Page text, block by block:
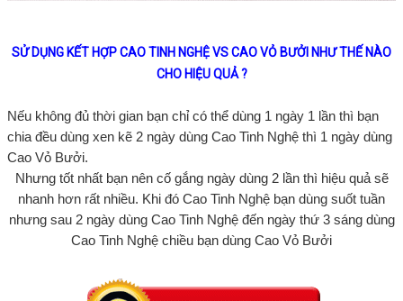
SỬ DỤNG KẾT HỢP CAO TINH NGHỆ VS CAO VỎ BƯỞI NHƯ THẾ NÀO
CHO HIỆU QUẢ ?
Nếu không đủ thời gian bạn chỉ có thể dùng 1 ngày 1 lần thì bạn
chia đều dùng xen kẽ 2 ngày dùng Cao Tinh Nghệ thì 1 ngày dùng
Cao Vỏ Bưởi.
Nhưng tốt nhất bạn nên cố gắng ngày dùng 2 lần thì hiệu quả sẽ
nhanh hơn rất nhiều. Khi đó Cao Tinh Nghệ bạn dùng suốt tuần
nhưng sau 2 ngày dùng Cao Tinh Nghệ đến ngày thứ 3 sáng dùng
Cao Tinh Nghệ chiều bạn dùng Cao Vỏ Bưởi